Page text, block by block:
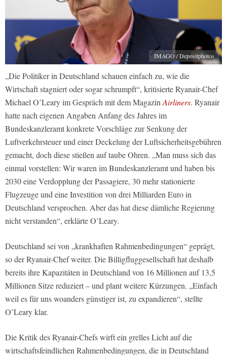
IMAGO / Depositphotos
„Die Politiker in Deutschland schauen einfach zu, wie die
Wirtschaft stagniert oder sogar schrumpft“, kritisierte Ryanair-Chef
Michael O’Leary im Gespräch mit dem MagazinAirliners. Ryanair
hatte nach eigenen Angaben Anfang des Jahres im
Bundeskanzleramt konkrete Vorschläge zur Senkung der
Luftverkehrsteuer und einer Deckelung der Luftsicherheitsgebühren
gemacht, doch diese stießen auf taube Ohren. „Man muss sich das
einmal vorstellen: Wir waren im Bundeskanzleramt und haben bis
2030 eine Verdopplung der Passagiere, 30 mehr stationierte
Flugzeuge und eine Investition von drei Milliarden Euro in
Deutschland versprochen. Aber das hat diese dämliche Regierung
nicht verstanden“, erklärte O’Leary.
Deutschland sei von „krankhaften Rahmenbedingungen“ geprägt,
so der Ryanair-Chef weiter. Die Billigfluggesellschaft hat deshalb
bereits ihre Kapazitäten in Deutschland von 16 Millionen auf 13,5
Millionen Sitze reduziert – und plant weitere Kürzungen. „Einfach
weil es für uns woanders günstiger ist, zu expandieren“, stellte
O’Leary klar.
Die Kritik des Ryanair-Chefs wirft ein grelles Licht auf die
wirtschaftsfeindlichen Rahmenbedingungen, die in Deutschland